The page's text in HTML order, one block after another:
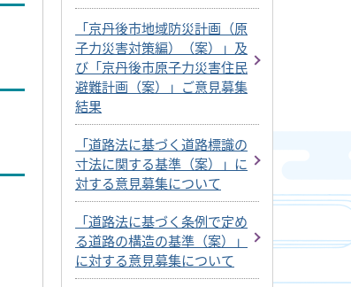
「京丹後市地域防災計画（原
子力災害対策編）（案）」及
び「京丹後市原子力災害住民
避難計画（案）」ご意見募集
結果
「道路法に基づく道路標識の
寸法に関する基準（案）」に
対する意見募集について
「道路法に基づく条例で定め
る道路の構造の基準（案）」
に対する意見募集について